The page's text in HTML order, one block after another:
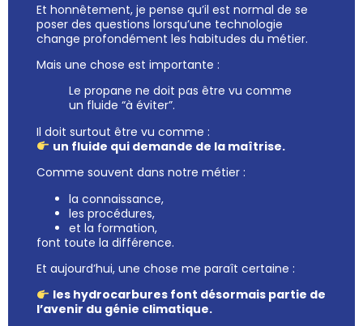
Et honnêtement, je pense qu’il est normal de se
poser des questions lorsqu’une technologie
change profondément les habitudes du métier.
Mais une chose est importante :
Le propane ne doit pas être vu comme
un fluide “à éviter”.
Il doit surtout être vu comme :
un fluide qui demande de la maîtrise.
Comme souvent dans notre métier :
la connaissance,
les procédures,
et la formation,
font toute la différence.
Et aujourd’hui, une chose me paraît certaine :
les hydrocarbures font désormais partie de
l’avenir du génie climatique.